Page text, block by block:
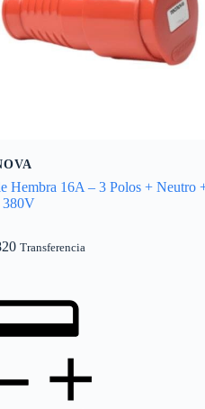
Hembra 16A – 3 Polos + Neutro
380V
Transferencia